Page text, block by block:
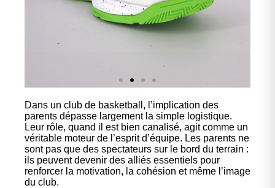
Nos
chaussures
Confort et performance à
prix accessible.
Dans un club de basketball, l’implication des
parents dépasse largement la simple logistique.
Leur rôle, quand il est bien canalisé, agit comme un
véritable moteur de l’esprit d’équipe. Les parents ne
sont pas que des spectateurs sur le bord du terrain :
ils peuvent devenir des alliés essentiels pour
renforcer la motivation, la cohésion et même l’image
du club.